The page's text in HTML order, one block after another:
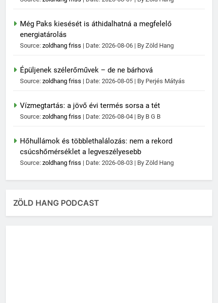
Még Paks kiesését is áthidalhatná a megfelelő
energiatárolás
Source: zoldhang friss Date: 2026-08-06 By Zöld Hang
Épüljenek szélerőművek – de ne bárhová
Source: zoldhang friss Date: 2026-08-05 By Perjés Mátyás
Vízmegtartás: a jövő évi termés sorsa a tét
Source: zoldhang friss Date: 2026-08-04 By B G B
Hőhullámok és többlethalálozás: nem a rekord
csúcshőmérséklet a legveszélyesebb
Source: zoldhang friss Date: 2026-08-03 By Zöld Hang
ZÖLD HANG PODCAST